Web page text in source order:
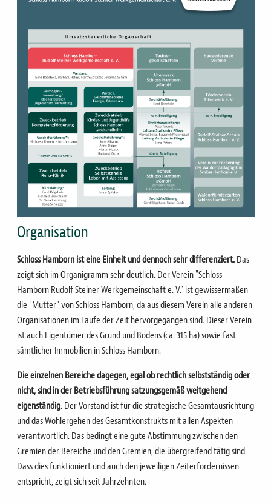
Organisation
Schloss Hamborn ist eine Einheit und dennoch sehr differenziert. Das
zeigt sich im Organigramm sehr deutlich. Der Verein "Schloss
Hamborn Rudolf Steiner Werkgemeinschaft e. V." ist gewissermaßen
die "Mutter" von Schloss Hamborn, da aus diesem Verein alle anderen
Organisationen im Laufe der Zeit hervorgegangen sind. Dieser Verein
ist auch Eigentümer des Grund und Bodens (ca. 315 ha) sowie fast
sämtlicher Immobilien in Schloss Hamborn.
Die einzelnen Bereiche dagegen, egal ob rechtlich selbstständig oder
nicht, sind in der Betriebsführung satzungsgemäß weitgehend
eigenständig. Der Vorstand ist für die strategische Gesamtausrichtung
und das Wohlergehen des Gesamtkonstrukts mit allen Aspekten
verantwortlich. Das bedingt eine gute Abstimmung zwischen den
Gremien der Bereiche und den Gremien, die übergreifend tätig sind.
Dass dies funktioniert und auch den jeweiligen Zeiterfordernissen
entspricht, zeigt sich seit Jahrzehnten.